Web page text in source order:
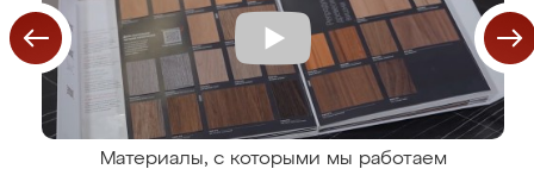
Материалы, с которыми мы работаем